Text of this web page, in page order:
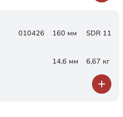
010426 160 мм SDR 11
14,6 мм 6,67 кг